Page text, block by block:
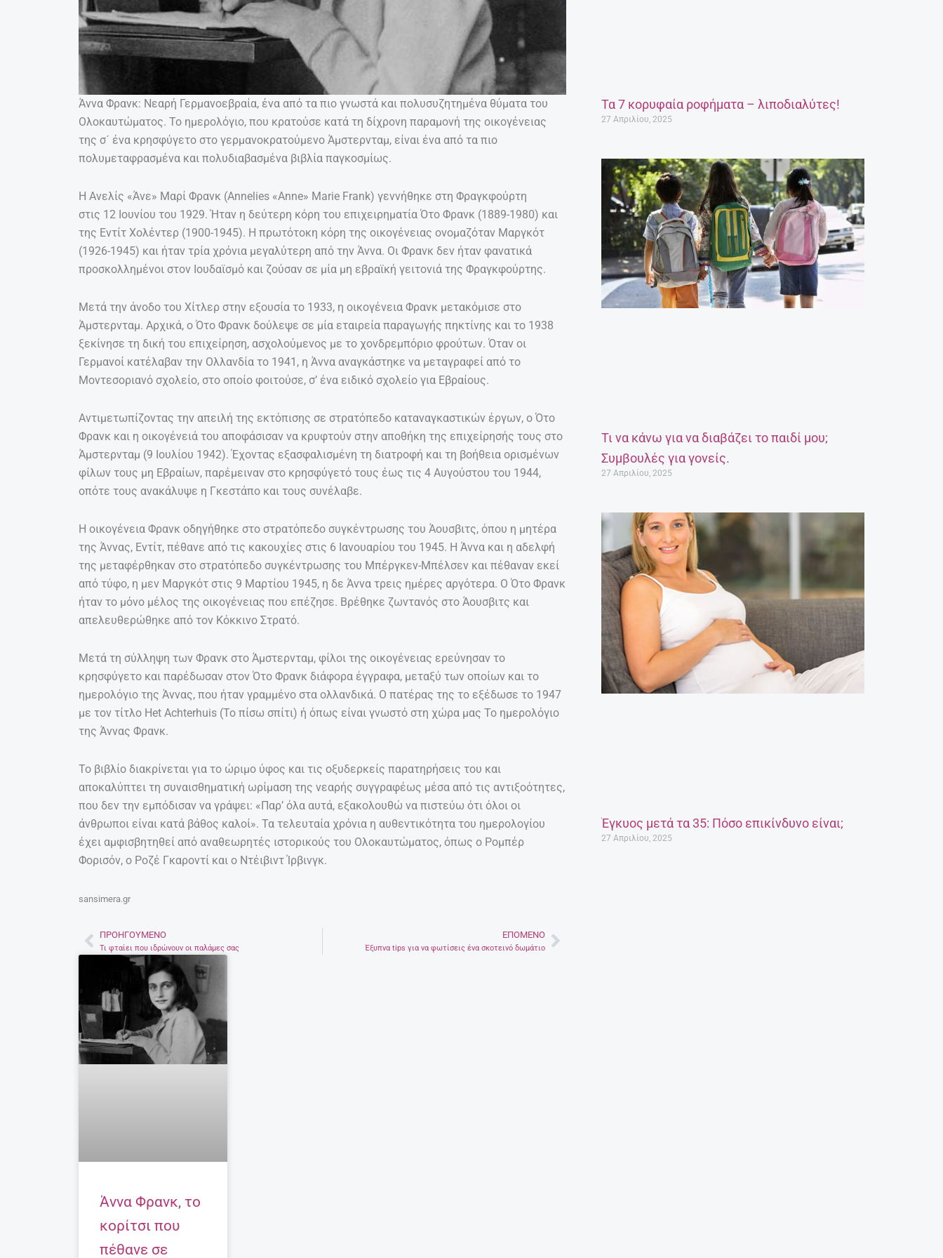
Άννα Φρανκ: Νεαρή Γερμανοεβραία, ένα από τα πιο γνωστά και πολυσυζητημένα θύματα του
Ολοκαυτώματος. Το ημερολόγιο, που κρατούσε κατά τη δίχρονη παραμονή της οικογένειας
της σ´ ένα κρησφύγετο στο γερμανοκρατούμενο Άμστερνταμ, είναι ένα από τα πιο
πολυμεταφρασμένα και πολυδιαβασμένα βιβλία παγκοσμίως.
Η Ανελίς «Άνε» Μαρί Φρανκ (Annelies «Anne» Marie Frank) γεννήθηκε στη Φραγκφούρτη
στις 12 Ιουνίου του 1929. Ήταν η δεύτερη κόρη του επιχειρηματία Ότο Φρανκ (1889-1980) και
της Εντίτ Χολέντερ (1900-1945). Η πρωτότοκη κόρη της οικογένειας ονομαζόταν Μαργκότ
(1926-1945) και ήταν τρία χρόνια μεγαλύτερη από την Άννα. Οι Φρανκ δεν ήταν φανατικά
προσκολλημένοι στον Ιουδαϊσμό και ζούσαν σε μία μη εβραϊκή γειτονιά της Φραγκφούρτης.
Μετά την άνοδο του Χίτλερ στην εξουσία το 1933, η οικογένεια Φρανκ μετακόμισε στο
Άμστερνταμ. Αρχικά, ο Ότο Φρανκ δούλεψε σε μία εταιρεία παραγωγής πηκτίνης και το 1938
ξεκίνησε τη δική του επιχείρηση, ασχολούμενος με το χονδρεμπόριο φρούτων. Όταν οι
Γερμανοί κατέλαβαν την Ολλανδία το 1941, η Άννα αναγκάστηκε να μεταγραφεί από το
Μοντεσοριανό σχολείο, στο οποίο φοιτούσε, σ’ ένα ειδικό σχολείο για Εβραίους.
Αντιμετωπίζοντας την απειλή της εκτόπισης σε στρατόπεδο καταναγκαστικών έργων, ο Ότο
Φρανκ και η οικογένειά του αποφάσισαν να κρυφτούν στην αποθήκη της επιχείρησής τους στο
Άμστερνταμ (9 Ιουλίου 1942). Έχοντας εξασφαλισμένη τη διατροφή και τη βοήθεια ορισμένων
φίλων τους μη Εβραίων, παρέμειναν στο κρησφύγετό τους έως τις 4 Αυγούστου του 1944,
οπότε τους ανακάλυψε η Γκεστάπο και τους συνέλαβε.
Η οικογένεια Φρανκ οδηγήθηκε στο στρατόπεδο συγκέντρωσης του Άουσβιτς, όπου η μητέρα
της Άννας, Εντίτ, πέθανε από τις κακουχίες στις 6 Ιανουαρίου του 1945. Η Άννα και η αδελφή
της μεταφέρθηκαν στο στρατόπεδο συγκέντρωσης του Μπέργκεν-Μπέλσεν και πέθαναν εκεί
από τύφο, η μεν Μαργκότ στις 9 Μαρτίου 1945, η δε Άννα τρεις ημέρες αργότερα. Ο Ότο Φρανκ
ήταν το μόνο μέλος της οικογένειας που επέζησε. Βρέθηκε ζωντανός στο Άουσβιτς και
απελευθερώθηκε από τον Κόκκινο Στρατό.
Μετά τη σύλληψη των Φρανκ στο Άμστερνταμ, φίλοι της οικογένειας ερεύνησαν το
κρησφύγετο και παρέδωσαν στον Ότο Φρανκ διάφορα έγγραφα, μεταξύ των οποίων και το
ημερολόγιο της Άννας, που ήταν γραμμένο στα ολλανδικά. Ο πατέρας της το εξέδωσε το 1947
με τον τίτλο Het Achterhuis (Το πίσω σπίτι) ή όπως είναι γνωστό στη χώρα μας Το ημερολόγιο
της Άννας Φρανκ.
Το βιβλίο διακρίνεται για το ώριμο ύφος και τις οξυδερκείς παρατηρήσεις του και
αποκαλύπτει τη συναισθηματική ωρίμαση της νεαρής συγγραφέως μέσα από τις αντιξοότητες,
που δεν την εμπόδισαν να γράψει: «Παρ’ όλα αυτά, εξακολουθώ να πιστεύω ότι όλοι οι
άνθρωποι είναι κατά βάθος καλοί». Τα τελευταία χρόνια η αυθεντικότητα του ημερολογίου
έχει αμφισβητηθεί από αναθεωρητές ιστορικούς του Ολοκαυτώματος, όπως ο Ρομπέρ
Φορισόν, ο Ροζέ Γκαροντί και ο Ντέιβιντ Ίρβινγκ.
sansimera.gr
Prev
ΠΡΟΗΓΟΎΜΕΝΟ
Τι φταίει που ιδρώνουν οι παλάμες σας
ΕΠΌΜΕΝΟ
Έξυπνα tips για να φωτίσεις ένα σκοτεινό δωμάτιοNext
Άννα Φρανκ, το
κορίτσι που
πέθανε σε
Τα 7 κορυφαία ροφήματα – λιποδιαλύτες!
27 Απριλίου, 2025
Τι να κάνω για να διαβάζει το παιδί μου;
Συμβουλές για γονείς.
27 Απριλίου, 2025
Έγκυος μετά τα 35: Πόσο επικίνδυνο είναι;
27 Απριλίου, 2025